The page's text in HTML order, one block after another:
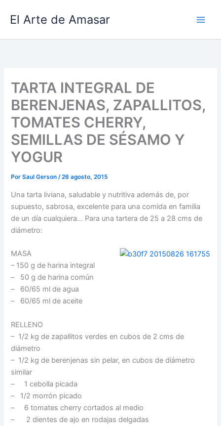
El Arte de Amasar
TARTA INTEGRAL DE
BERENJENAS, ZAPALLITOS,
TOMATES CHERRY,
SEMILLAS DE SÉSAMO Y
YOGUR
PorSaul Gerson/26 agosto, 2015
Una tarta liviana, saludable y nutritiva además de, por
supuesto, sabrosa, excelente para una comida en familia
de un día cualquiera… Para una tartera de 25 a 28 cms de
diámetro:
MASA
– 150 g de harina integral
– 50 g de harina común
– 60/65 ml de agua
– 60/65 ml de aceite
RELLENO
– 1/2 kg de zapallitos verdes en cubos de 2 cms de
diámetro
– 1/2 kg de berenjenas sin pelar, en cubos de diámetro
similar
– 1 cebolla picada
– 1/2 morrón picado
– 6 tomates cherry cortados al medio
– 2 dientes de ajo en rodajas delgadas